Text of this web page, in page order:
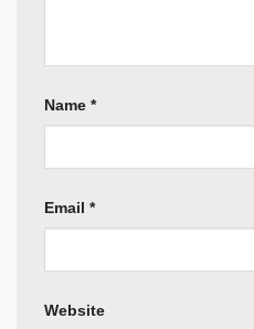
Name *
Email *
Website